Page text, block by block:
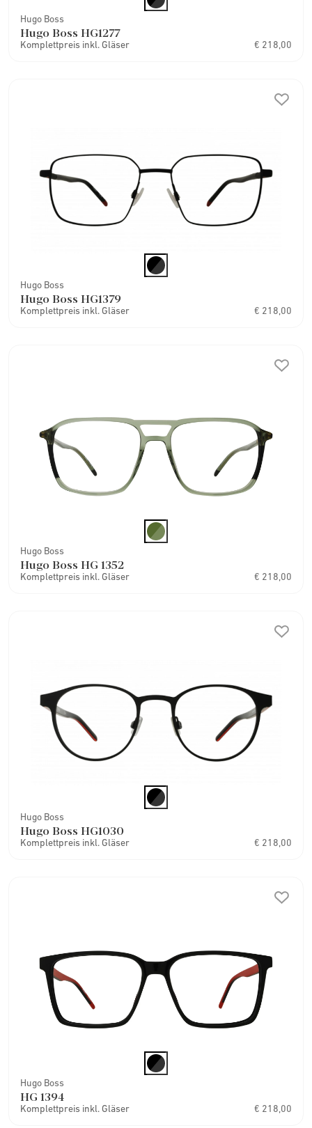
Hugo Boss
Hugo Boss HG1277
Komplettpreis inkl. Gläser € 218,00
Hugo Boss
Hugo Boss HG1379
Komplettpreis inkl. Gläser € 218,00
Hugo Boss
Hugo Boss HG 1352
Komplettpreis inkl. Gläser € 218,00
Hugo Boss
Hugo Boss HG1030
Komplettpreis inkl. Gläser € 218,00
Hugo Boss
HG 1394
Komplettpreis inkl. Gläser € 218,00